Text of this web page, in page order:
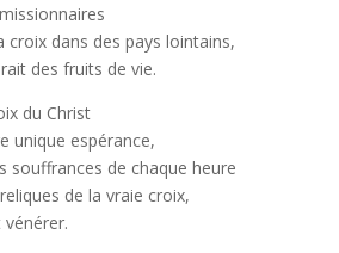
croix dans des pays lointains,
des fruits de vie.
du Christ
unique espérance,
souffrances de chaque heure
de la vraie croix,
vénérer.